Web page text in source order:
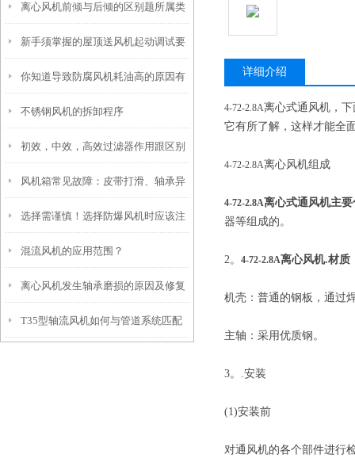
离心风机前倾与后倾的区别题所属类
别
新手须掌握的屋顶送风机起动调试要
点
你知道导致防腐风机耗油高的原因有
哪些吗？
不锈钢风机的拆卸程序
初效，中效，高效过滤器作用跟区别
风机箱常见故障：皮带打滑、轴承异
响的原因与排除
选择需谨慎！选择防爆风机时应该注
意的几个要点
混流风机的应用范围？
离心风机发生轴承磨损的原因及修复
方法介绍
T35型轴流风机如何与管道系统匹配
详细介绍
4-72-2.8A离心式通风机，
它有所了解，这样才能全
4-72-2.8A离心风机组成
4-72-2.8A离心式通风机主
器等组成的。
2。 4-72-2.8A离心风机.材质
机壳：普通的钢板，通过
主轴：采用优质钢。
3。.安装
(1)安装前
对通风机的各个部件进行